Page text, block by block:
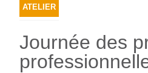
ATELIER
Journée des